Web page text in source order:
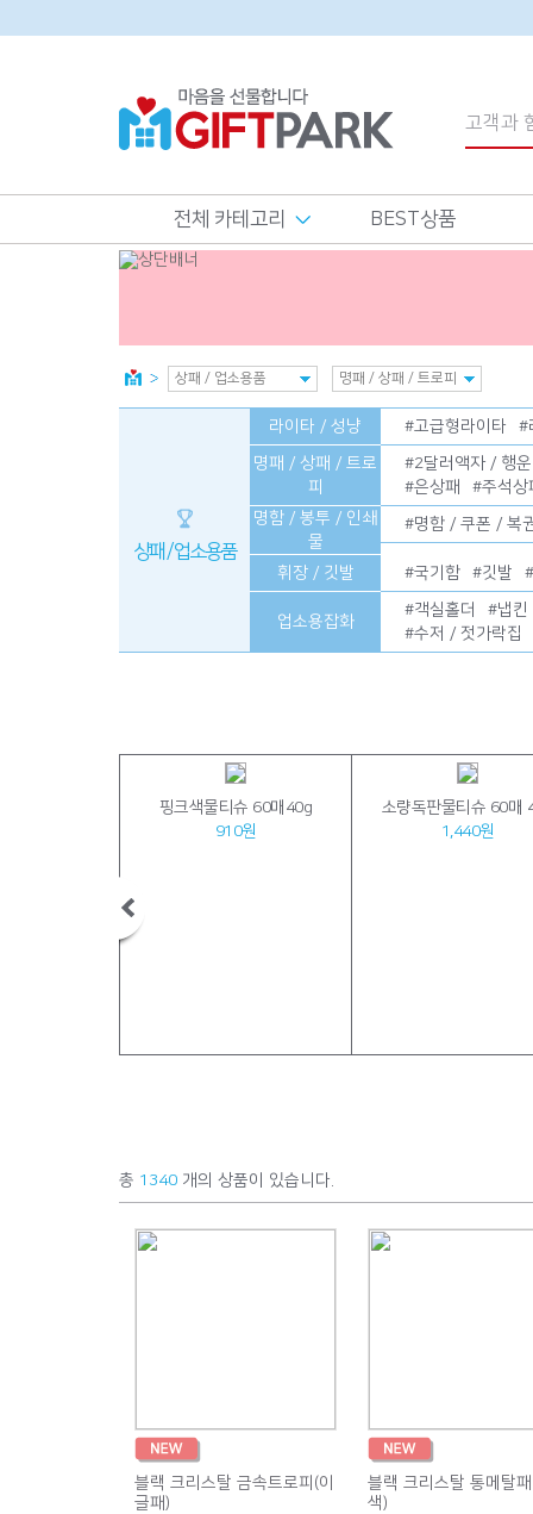
전체 카테고리 BEST상품
상패 / 업소용품
라이타 / 성냥 #고급형라이타 #
명패 / 상패 / 트로
피
#2달러액자 / 행
#은상패 #주석상
명함 / 봉투 / 인쇄
물
#명함 / 쿠폰 / 복
휘장 / 깃발 #국기함 #깃발 #
업소용잡화
#객실홀더 #냅킨
#수저 / 젓가락집
핑크색물티슈 60매40g
910원
소량독판물티슈 60매
1,440원
총 1340 개의 상품이 있습니다.
블랙 크리스탈 금속트로피(이
글패)
블랙 크리스탈 통메탈
색)